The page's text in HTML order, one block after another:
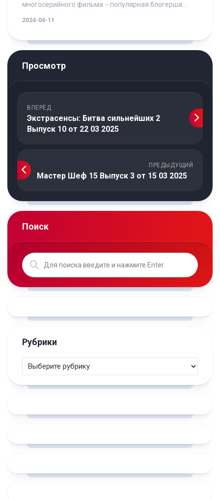
многосерийного фильма − популярная блогерша...
2024-04-11
Просмотр
ВПЕРЁД
Экстрасенсы: Битва сильнейших 2
Выпуск 10 от 22 03 2025
ПРЕДЫДУЩИЙ
Мастер Шеф 15 Выпуск 3 от 15 03 2025
Поиск
Рубрики